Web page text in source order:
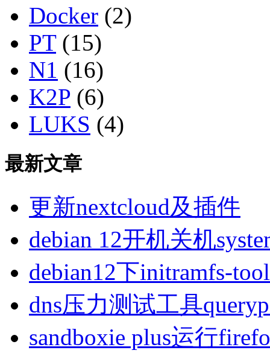
Docker (2)
PT(15)
N1 (16)
K2P (6)
LUKS (4)
最新文章
更新nextcloud及插件
debian 12开机关机
debian12下initramfs-
dns压力测试工具
sandboxie plus运行